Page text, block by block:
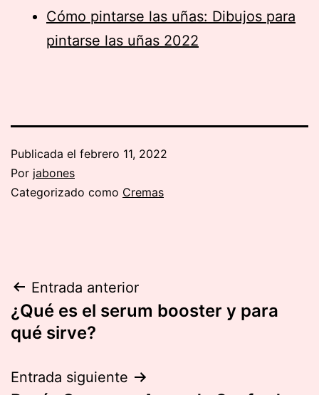
Cómo pintarse las uñas: Dibujos para
pintarse las uñas 2022
Publicada el febrero 11, 2022
Por jabones
Categorizado como Cremas
Navegación
de
Entrada anterior
¿Qué es el serum booster y para
qué sirve?
Entrada siguiente